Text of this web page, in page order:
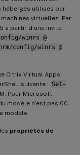
hébergés utilisés par
virtuelles. Par
à partir d’une invite
winrs @
config/winrs @
Citrix Virtual Apps
suivante : Set-
Pour Microsoft
modèle n’est pas 00-
modèle.
propriétés de